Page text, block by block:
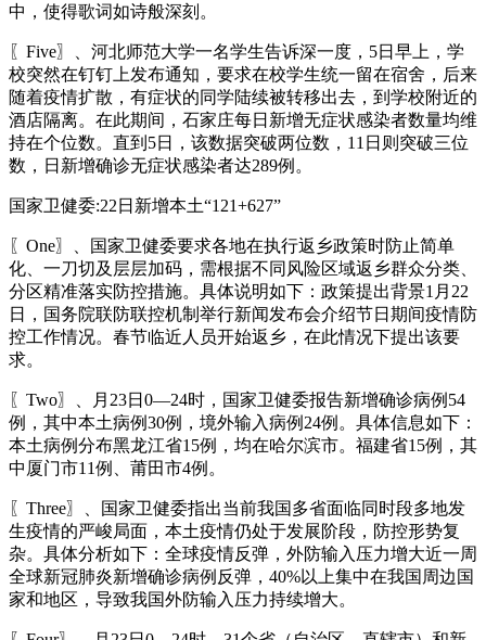
中，使得歌词如诗般深刻。
〖Five〗、河北师范大学一名学生告诉深一度，5日早上，学
校突然在钉钉上发布通知，要求在校学生统一留在宿舍，后来
随着疫情扩散，有症状的同学陆续被转移出去，到学校附近的
酒店隔离。在此期间，石家庄每日新增无症状感染者数量均维
持在个位数。直到5日，该数据突破两位数，11日则突破三位
数，日新增确诊无症状感染者达289例。
国家卫健委:22日新增本土“121+627”
〖One〗、国家卫健委要求各地在执行返乡政策时防止简单
化、一刀切及层层加码，需根据不同风险区域返乡群众分类、
分区精准落实防控措施。具体说明如下：政策提出背景1月22
日，国务院联防联控机制举行新闻发布会介绍节日期间疫情防
控工作情况。春节临近人员开始返乡，在此情况下提出该要
求。
〖Two〗、月23日0—24时，国家卫健委报告新增确诊病例54
例，其中本土病例30例，境外输入病例24例。具体信息如下：
本土病例分布黑龙江省15例，均在哈尔滨市。福建省15例，其
中厦门市11例、莆田市4例。
〖Three〗、国家卫健委指出当前我国多省面临同时段多地发
生疫情的严峻局面，本土疫情仍处于发展阶段，防控形势复
杂。具体分析如下：全球疫情反弹，外防输入压力增大近一周
全球新冠肺炎新增确诊病例反弹，40%以上集中在我国周边国
家和地区，导致我国外防输入压力持续增大。